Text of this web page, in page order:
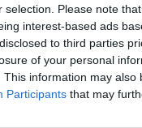
selection. Please note
interest-based ads
to third parties
of your personal
This information may
Participants that may